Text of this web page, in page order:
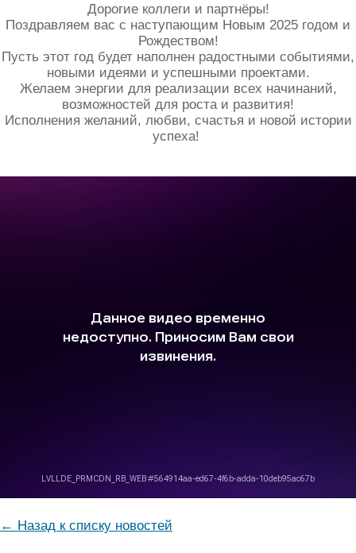
Дорогие коллеги и партнёры!
Поздравляем вас с наступающим Новым 2025 годом и
Рождеством!
Пусть этот год будет наполнен радостными событиями,
новыми идеями и успешными проектами.
Желаем энергии для реализации всех начинаний,
возможностей для роста и развития!
Исполнения желаний, любви, счастья и новой истории
успеха!
← Назад к списку новостей